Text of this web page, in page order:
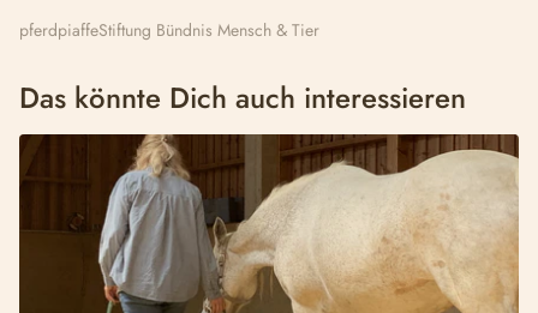
pferdpiaffeStiftung Bündnis Mensch & Tier
Das könnte Dich auch interessieren